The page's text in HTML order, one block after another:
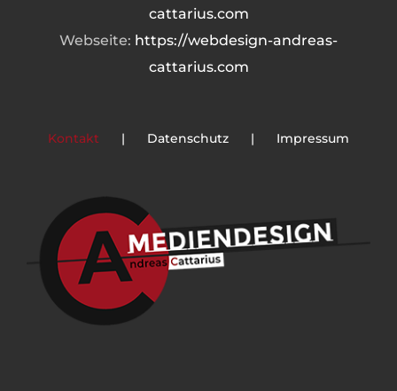
cattarius.com
Webseite: https://webdesign-andreas-
cattarius.com
Kontakt Datenschutz Impressum